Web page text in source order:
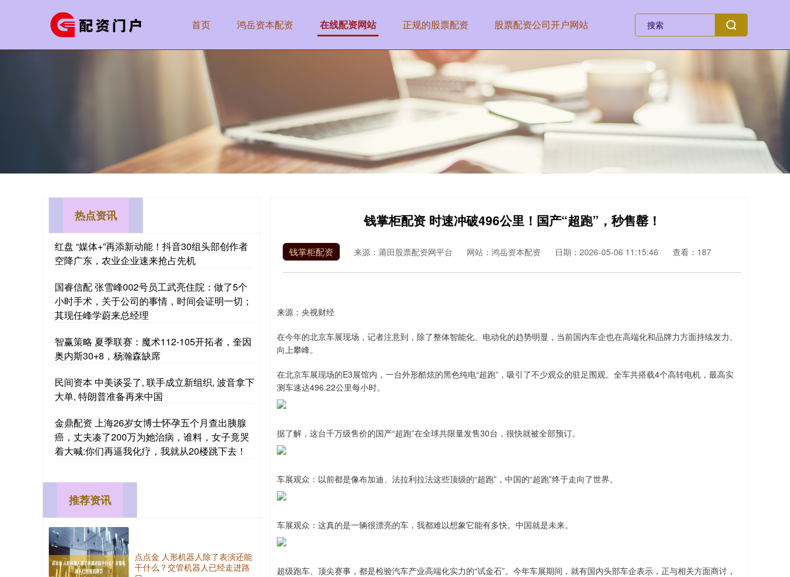
首页 鸿岳资本配资 在线配资网站 正规的股票配资 股票配资公司开户网站
钱掌柜配资 时速冲破496公里！国产“超跑”，秒售罄！
钱掌柜配资 来源：莆田股票配资网平台 网站：鸿岳资本配资 日期：2026-05-06 11:15:46 查看：187
来源：央视财经
在今年的北京车展现场，记者注意到，除了整体智能化、电动化的趋势明显，当前国内车企也在高端化和品牌力方面持续发力、
向上攀峰。
在北京车展现场的E3展馆内，一台外形酷炫的黑色纯电“超跑”，吸引了不少观众的驻足围观。全车共搭载4个高转电机，最高实
测车速达496.22公里每小时。
据了解，这台千万级售价的国产“超跑”在全球共限量发售30台，很快就被全部预订。
车展观众：以前都是像布加迪、法拉利拉法这些顶级的“超跑”，中国的“超跑”终于走向了世界。
车展观众：这真的是一辆很漂亮的车，我都难以想象它能有多快。中国就是未来。
超级跑车、顶尖赛事，都是检验汽车产业高端化实力的“试金石”。今年车展期间，就有国内头部车企表示，正与相关方面商讨，
热点资讯
红盘 “媒体+”再添新动能！抖音30组头部创作者
空降广东，农业企业速来抢占先机
国睿信配 张雪峰002号员工武亮住院：做了5个
小时手术，关于公司的事情，时间会证明一切；
其现任峰学蔚来总经理
智赢策略 夏季联赛：魔术112-105开拓者，奎因
奥内斯30+8，杨瀚森缺席
民间资本 中美谈妥了, 联手成立新组织, 波音拿下
大单, 特朗普准备再来中国
金鼎配资 上海26岁女博士怀孕五个月查出胰腺
癌，丈夫凑了200万为她治病，谁料，女子竟哭
着大喊:你们再逼我化疗，我就从20楼跳下去！
推荐资讯
点点金 人形机器人除了表演还能
干什么？交管机器人已经走进路